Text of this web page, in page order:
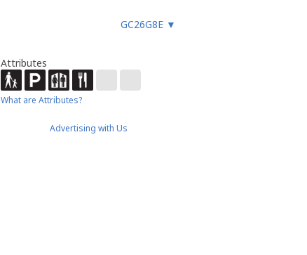
GC26G8E ▼
Attributes
What are Attributes?
Advertising with Us